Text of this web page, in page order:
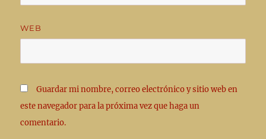
WEB
Guardar mi nombre, correo electrónico y sitio web en
este navegador para la próxima vez que haga un
comentario.